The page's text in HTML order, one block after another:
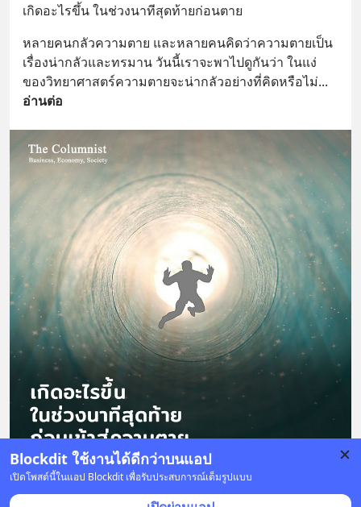
Blockdit ใช้งานได้ดีกว่าบนแอป
เปิดโพสต์นี้ในแอป Blockdit เพื่อรับประสบการณ์เต็มรูปแบบ
เกิดอะไรขึ้น ในช่วงนาทีสุดท้ายก่อนตาย
หลายคนกลัวความตาย และหลายคนคิดว่าความตายเป็น
เรื่องน่ากลัวและทรมาน วันนี้เราจะพาไปดูกันว่า ในแง่
ของวิทยาศาสตร์ความตายจะน่ากลัวอย่างที่คิดหรือไม่
อ่านต่อ
26 บันทึก 39 2 32